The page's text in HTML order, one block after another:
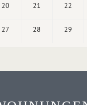
20 21 22
27 28 29